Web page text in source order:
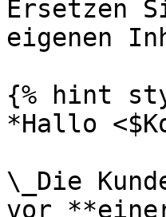
Ersetzen
eigenen
{% hint
*Hallo
\_Die
vor